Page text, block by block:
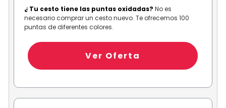
¿ Tu cesto tiene las puntas oxidadas? No es
necesario comprar un cesto nuevo. Te ofrecemos 100
puntas de diferentes colores.
Ver Oferta